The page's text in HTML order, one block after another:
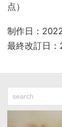
点）
制作日：
最終改訂日